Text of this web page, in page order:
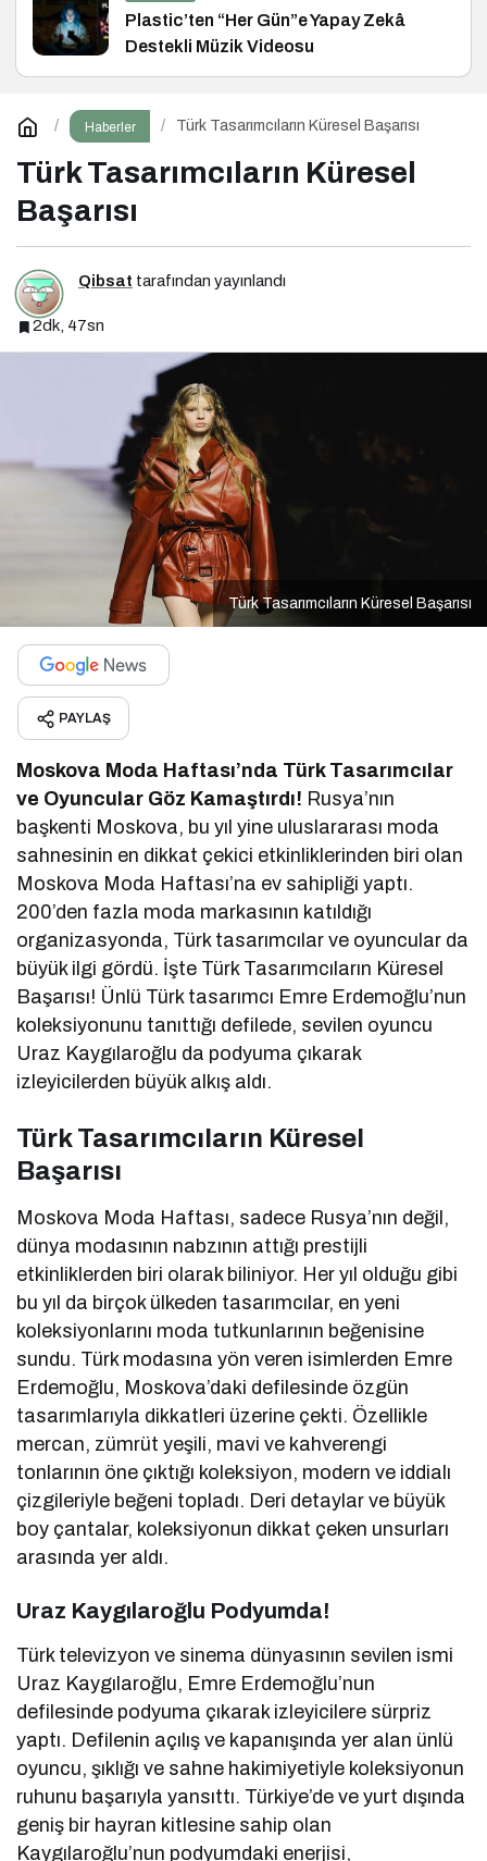
Plastic’ten “Her Gün”e Yapay Zekâ
Destekli Müzik Videosu
Haberler Türk Tasarımcıların Küresel Başarısı
Türk Tasarımcıların Küresel
Başarısı
Qibsat tarafından yayınlandı
2dk, 47sn
Türk Tasarımcıların Küresel Başarısı
PAYLAŞ
Moskova Moda Haftası’nda Türk Tasarımcılar
ve Oyuncular Göz Kamaştırdı! Rusya’nın
başkenti Moskova, bu yıl yine uluslararası moda
sahnesinin en dikkat çekici etkinliklerinden biri olan
Moskova Moda Haftası’na ev sahipliği yaptı.
200’den fazla moda markasının katıldığı
organizasyonda, Türk tasarımcılar ve oyuncular da
büyük ilgi gördü. İşte Türk Tasarımcıların Küresel
Başarısı! Ünlü Türk tasarımcı Emre Erdemoğlu’nun
koleksiyonunu tanıttığı defilede, sevilen oyuncu
Uraz Kaygılaroğlu da podyuma çıkarak
izleyicilerden büyük alkış aldı.
Türk Tasarımcıların Küresel
Başarısı
Moskova Moda Haftası, sadece Rusya’nın değil,
dünya modasının nabzının attığı prestijli
etkinliklerden biri olarak biliniyor. Her yıl olduğu gibi
bu yıl da birçok ülkeden tasarımcılar, en yeni
koleksiyonlarını moda tutkunlarının beğenisine
sundu. Türk modasına yön veren isimlerden Emre
Erdemoğlu, Moskova’daki defilesinde özgün
tasarımlarıyla dikkatleri üzerine çekti. Özellikle
mercan, zümrüt yeşili, mavi ve kahverengi
tonlarının öne çıktığı koleksiyon, modern ve iddialı
çizgileriyle beğeni topladı. Deri detaylar ve büyük
boy çantalar, koleksiyonun dikkat çeken unsurları
arasında yer aldı.
Uraz Kaygılaroğlu Podyumda!
Türk televizyon ve sinema dünyasının sevilen ismi
Uraz Kaygılaroğlu, Emre Erdemoğlu’nun
defilesinde podyuma çıkarak izleyicilere sürpriz
yaptı. Defilenin açılış ve kapanışında yer alan ünlü
oyuncu, şıklığı ve sahne hakimiyetiyle koleksiyonun
ruhunu başarıyla yansıttı. Türkiye’de ve yurt dışında
geniş bir hayran kitlesine sahip olan
Kaygılaroğlu’nun podyumdaki enerjisi,